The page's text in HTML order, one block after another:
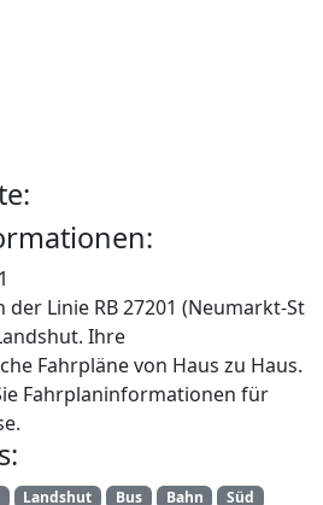
der Linie RB 27201 (Neumarkt-St
Ihre
Fahrpläne von Haus zu Haus.
Fahrplaninformationen für
Landshut Bus Bahn Süd